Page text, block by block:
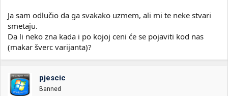
Ja sam odlučio da ga svakako uzmem, ali mi te neke stvari
smetaju.
Da li neko zna kada i po kojoj ceni će se pojaviti kod nas
(makar šverc varijanta)?
pjescic
Banned